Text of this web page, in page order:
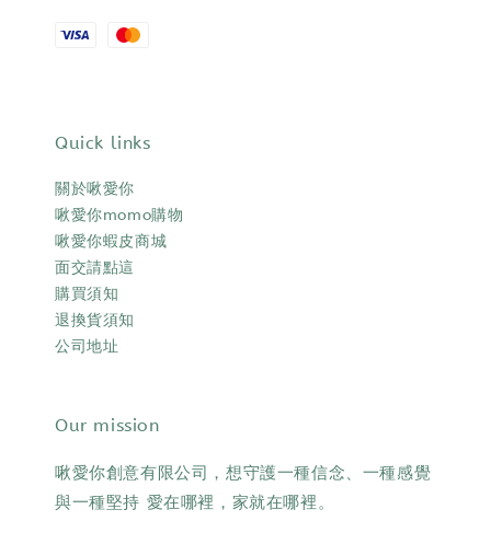
Quick links
關於啾愛你
啾愛你momo購物
啾愛你蝦皮商城
面交請點這
購買須知
退換貨須知
公司地址
Our mission
啾愛你創意有限公司，想守護一種信念、一種感覺
與一種堅持 愛在哪裡，家就在哪裡。